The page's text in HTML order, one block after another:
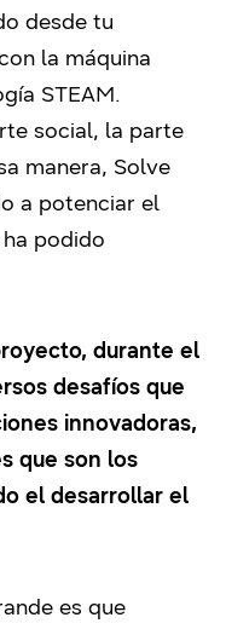
desde tu
la máquina
STEAM.
social, la parte
manera, Solve
a potenciar el
podido
durante el
desafíos que
innovadoras,
que son los
el desarrollar el
es que